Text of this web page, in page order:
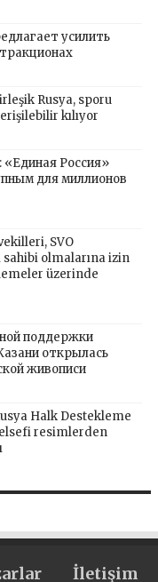
усилить
Rusya, sporu
kılıyor
Россия»
для миллионов
SVO
sahibi olmalarına izin
üzerinde
поддержки
открылась
живописи
Halk Destekleme
resimlerden
İletişim